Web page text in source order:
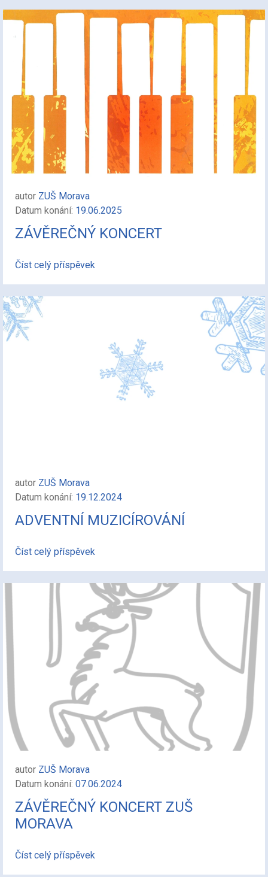
autor ZUŠ Morava
Datum konání: 19.06.2025
ZÁVĚREČNÝ KONCERT
Číst celý příspěvek
autor ZUŠ Morava
Datum konání: 19.12.2024
ADVENTNÍ MUZICÍROVÁNÍ
Číst celý příspěvek
autor ZUŠ Morava
Datum konání: 07.06.2024
ZÁVĚREČNÝ KONCERT ZUŠ
MORAVA
Číst celý příspěvek